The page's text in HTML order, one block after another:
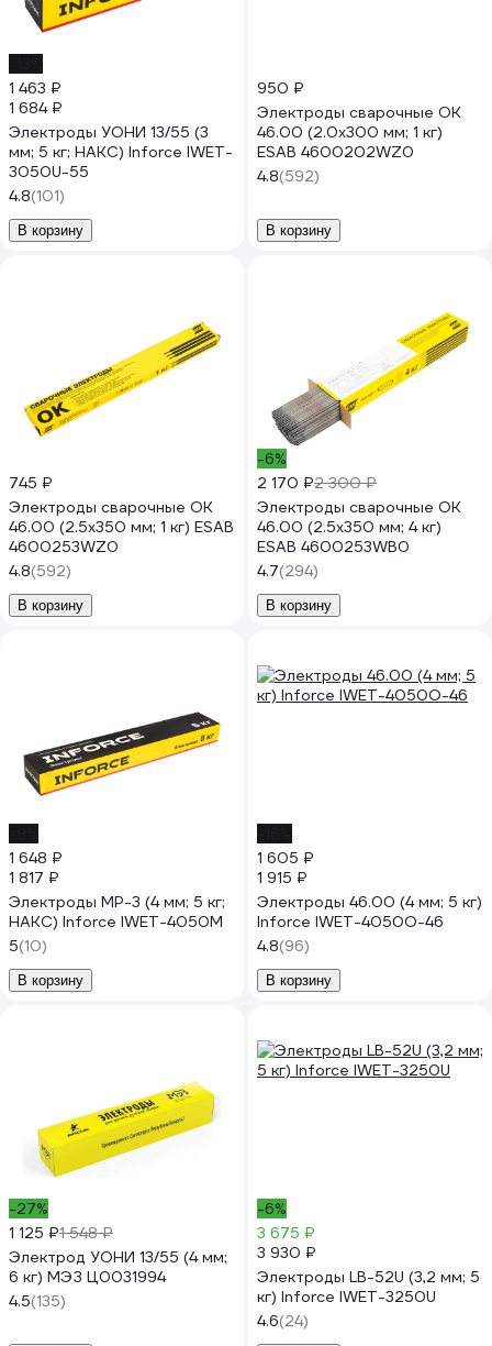
1 463 ₽
1 684 ₽
Электроды УОНИ 13/55 (3
мм; 5 кг; НАКС) Inforce IWET-
3050U-55
4.8(101)
В корзину
950 ₽
Электроды сварочные OK
46.00 (2.0х300 мм; 1 кг)
ESAB 4600202WZ0
4.8(592)
В корзину
745 ₽
Электроды сварочные OK
46.00 (2.5х350 мм; 1 кг) ESAB
4600253WZ0
4.8(592)
В корзину
-6%
2 170 ₽2 300 ₽
Электроды сварочные OK
46.00 (2.5х350 мм; 4 кг)
ESAB 4600253WB0
4.7(294)
В корзину
1 648 ₽
1 817 ₽
Электроды МР-3 (4 мм; 5 кг;
НАКС) Inforce IWET-4050M
5(10)
В корзину
1 605 ₽
1 915 ₽
Электроды 46.00 (4 мм; 5 кг)
Inforce IWET-4050O-46
4.8(96)
В корзину
-27%
1 125 ₽1 548 ₽
Электрод УОНИ 13/55 (4 мм;
6 кг) МЭЗ Ц0031994
4.5(135)
-6%
3 675 ₽
3 930 ₽
Электроды LB-52U (3,2 мм; 5
кг) Inforce IWET-3250U
4.6(24)